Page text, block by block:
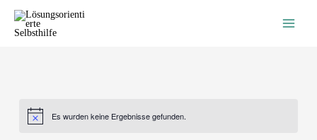
Inhalt
springen
HinweisEs wurden keine Ergebnisse gefunden.